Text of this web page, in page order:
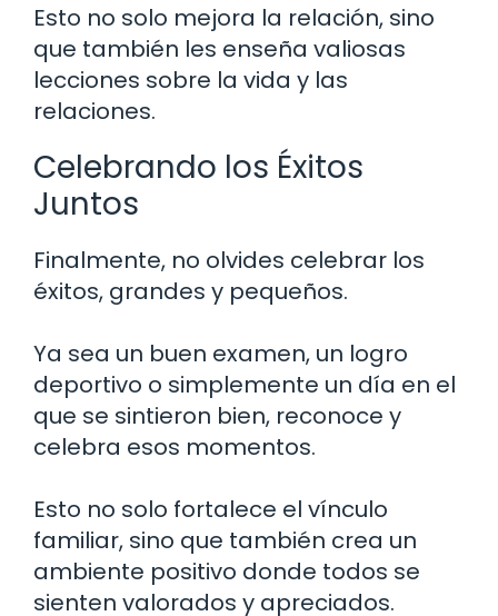
Esto no solo mejora la relación, sino
que también les enseña valiosas
lecciones sobre la vida y las
relaciones.
Celebrando los Éxitos
Juntos
Finalmente, no olvides celebrar los
éxitos, grandes y pequeños.
Ya sea un buen examen, un logro
deportivo o simplemente un día en el
que se sintieron bien, reconoce y
celebra esos momentos.
Esto no solo fortalece el vínculo
familiar, sino que también crea un
ambiente positivo donde todos se
sienten valorados y apreciados.